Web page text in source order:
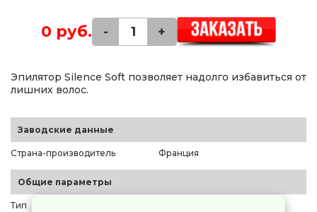
0 руб. - +
Эпилятор Silence Soft позволяет надолго избавиться от
лишних волос.
Заводские данные
Страна-производитель Франция
Общие параметры
Тип